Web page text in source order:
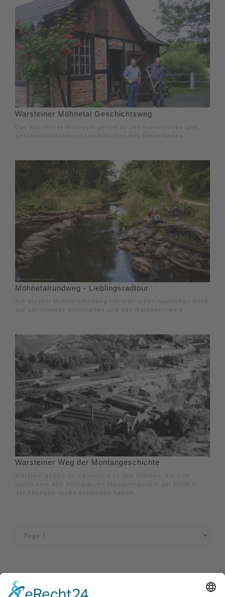
Warsteiner Möhnetal Geschichtsweg
Das Warsteiner Möhnetal gehört zu den malerischen und
geschichtsträchtigen Landstrichen des Sauerlandes.
Möhnetalrundweg - Lieblingsradtour
Auf diesem MöhnetalRadweg hat man einen herrlichen Blick
auf umliegende Ortschaften und das Waldpanorama.
Warsteiner Weg der Montangeschichte
Warstein gehört im Sauerland zu den Städten, die sich
durch eine alte erfolgreiche Montanindustrie zur Stadt in
der heutigen Größe entwickelt haben.